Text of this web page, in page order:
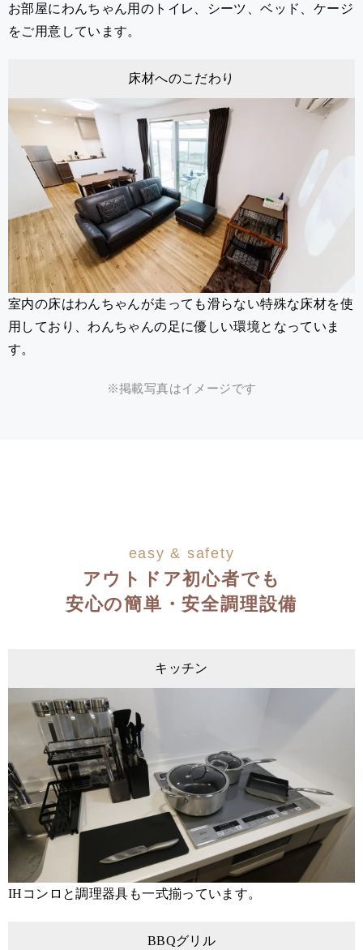
お部屋にわんちゃん用のトイレ、シーツ、ベッド、ケージ
をご用意しています。
床材へのこだわり
室内の床はわんちゃんが走っても滑らない特殊な床材を使
用しており、わんちゃんの足に優しい環境となっていま
す。
※掲載写真はイメージです
easy & safety
アウトドア初心者でも
安心の簡単・安全調理設備
キッチン
IHコンロと調理器具も一式揃っています。
BBQグリル